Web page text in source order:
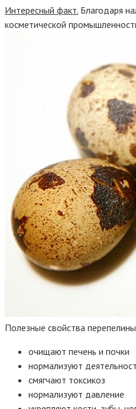
Интересный факт. Благодаря
косметической
Полезные свойства
очищают печень и почки
нормализуют
смягчают токсикоз
нормализуют давление